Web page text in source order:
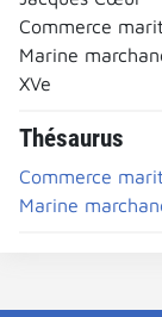
Commerce
Marine
XVe
Thésaurus
Commerce
Marine